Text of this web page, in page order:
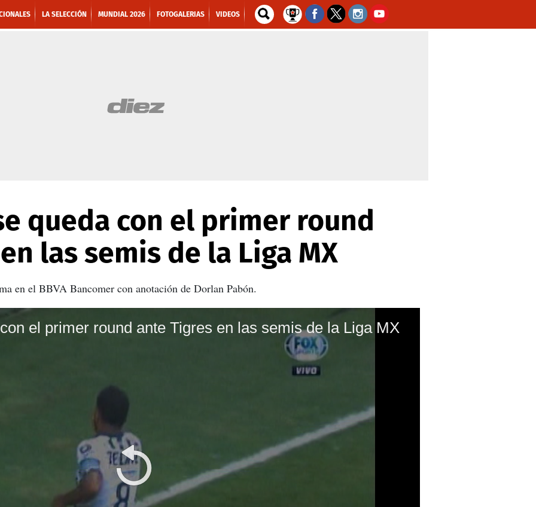
LA SELECCIÓN MUNDIAL 2026 FOTOGALERIAS VIDEOS
queda con el primer round
las semis de la Liga MX
en el BBVA Bancomer con anotación de Dorlan Pabón.
el primer round ante Tigres en las semis de la Liga MX